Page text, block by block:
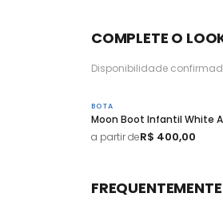
COMPLETE O
Disponibilidade
BOTA
Moon Boot Infantil White
a partir deR$ 400,00